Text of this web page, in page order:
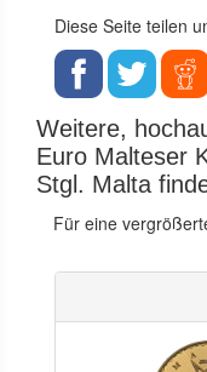
Diese Seite teilen
Weitere,
Euro Malteser
Stgl. Malta
Für eine